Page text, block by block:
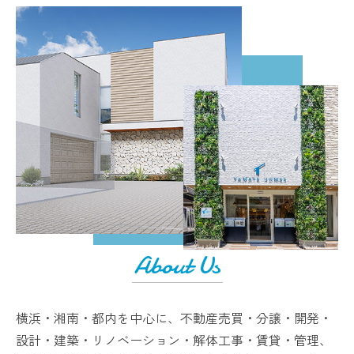
About Us
横浜・湘南・都内を中心に、不動産売買・分譲・開発・
設計・建築・リノベーション・解体工事・賃貸・管理、